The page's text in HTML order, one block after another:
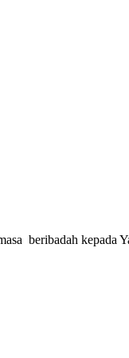
beribadah kepada